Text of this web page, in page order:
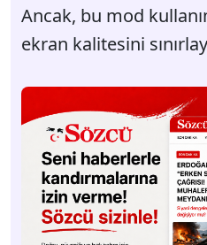
Ancak, bu mod
ekran kalitesini